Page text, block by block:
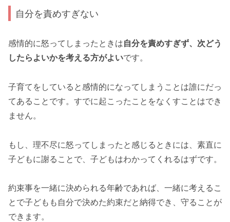
自分を責めすぎない
感情的に怒ってしまったときは自分を責めすぎず、次どう
したらよいかを考える方がよいです。
子育てをしていると感情的になってしまうことは誰にだっ
てあることです。すでに起こったことをなくすことはでき
ません。
もし、理不尽に怒ってしまったと感じるときには、素直に
子どもに謝ることで、子どもはわかってくれるはずです。
約束事を一緒に決められる年齢であれば、一緒に考えるこ
とで子どもも自分で決めた約束だと納得でき、守ることが
できます。